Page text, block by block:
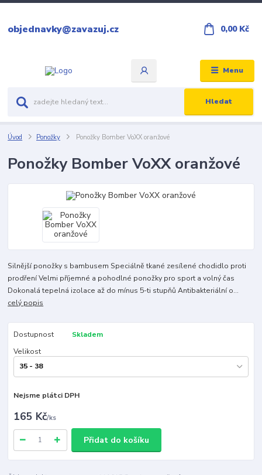
Menu
Hledat
objednavky@zavazuj.cz 0,00 Kč
Úvod Ponožky Ponožky Bomber VoXX oranžové
Ponožky Bomber VoXX oranžové
Silnější ponožky s bambusem Speciálně tkané zesílené chodidlo proti
prodření Velmi příjemné a pohodlné ponožky pro sport a volný čas
Dokonalá tepelná izolace až do mínus 5-ti stupňů Antibakteriální o...
celý popis
Dostupnost
Skladem
Velikost
Nejsme plátci DPH
165 Kč/ks
Přidat do košíku